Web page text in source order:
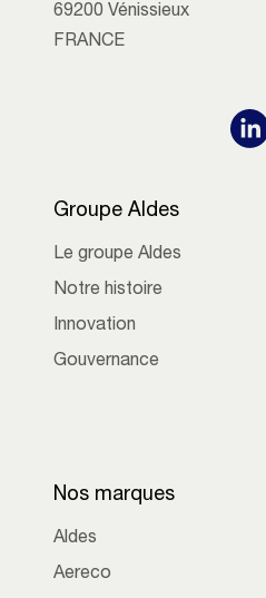
69200 Vénissieux
FRANCE
Groupe Aldes
Le groupe Aldes
Notre histoire
Innovation
Gouvernance
Nos marques
Aldes
Aereco